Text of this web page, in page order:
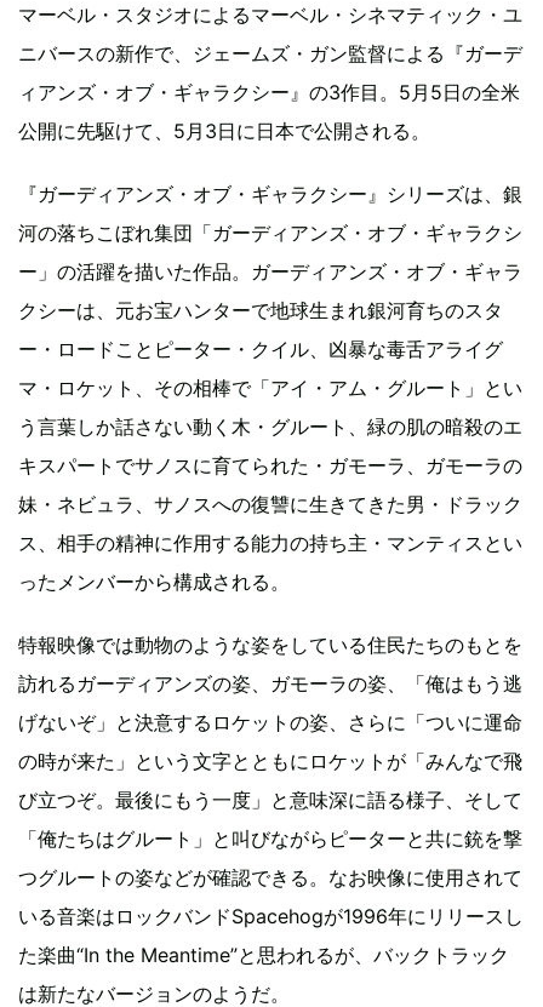
マーベル・スタジオによるマーベル・シネマティック・ユ
ニバースの新作で、ジェームズ・ガン監督による『ガーデ
ィアンズ・オブ・ギャラクシー』の3作目。5月5日の全米
公開に先駆けて、5月3日に日本で公開される。
『ガーディアンズ・オブ・ギャラクシー』シリーズは、銀
河の落ちこぼれ集団「ガーディアンズ・オブ・ギャラクシ
ー」の活躍を描いた作品。ガーディアンズ・オブ・ギャラ
クシーは、元お宝ハンターで地球生まれ銀河育ちのスタ
ー・ロードことピーター・クイル、凶暴な毒舌アライグ
マ・ロケット、その相棒で「アイ・アム・グルート」とい
う言葉しか話さない動く木・グルート、緑の肌の暗殺のエ
キスパートでサノスに育てられた・ガモーラ、ガモーラの
妹・ネビュラ、サノスへの復讐に生きてきた男・ドラック
ス、相手の精神に作用する能力の持ち主・マンティスとい
ったメンバーから構成される。
特報映像では動物のような姿をしている住民たちのもとを
訪れるガーディアンズの姿、ガモーラの姿、「俺はもう逃
げないぞ」と決意するロケットの姿、さらに「ついに運命
の時が来た」という文字とともにロケットが「みんなで飛
び立つぞ。最後にもう一度」と意味深に語る様子、そして
「俺たちはグルート」と叫びながらピーターと共に銃を撃
つグルートの姿などが確認できる。なお映像に使用されて
いる音楽はロックバンドSpacehogが1996年にリリースし
た楽曲“In the Meantime”と思われるが、バックトラック
は新たなバージョンのようだ。